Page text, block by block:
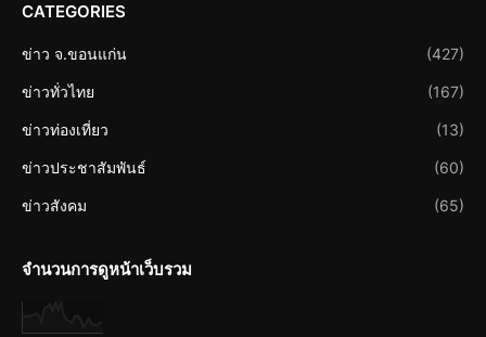
CATEGORIES
ข่าว จ.ขอนแก่น (427)
ข่าวทั่วไทย (167)
ข่าวท่องเที่ยว (13)
ข่าวประชาสัมพันธ์ (60)
ข่าวสังคม (65)
จำนวนการดูหน้าเว็บรวม